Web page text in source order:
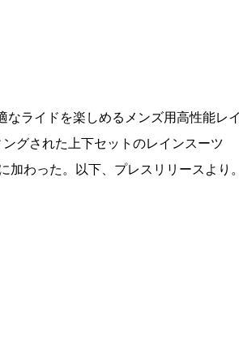
なライドを楽しめるメンズ用高性能レ
グされた上下セットのレインスーツ
加わった。以下、プレスリリースより